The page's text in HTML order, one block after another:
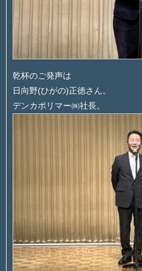
乾杯のご発声は
日向野(ひがの)正徳さん。
デンカポリマー㈱社長。